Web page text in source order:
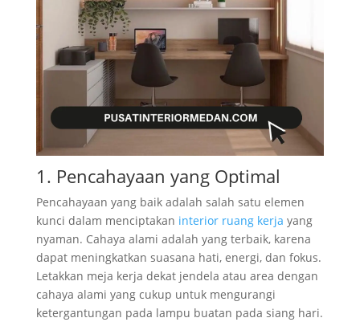
1. Pencahayaan yang Optimal
Pencahayaan yang baik adalah salah satu elemen
kunci dalam menciptakan interior ruang kerja yang
nyaman. Cahaya alami adalah yang terbaik, karena
dapat meningkatkan suasana hati, energi, dan fokus.
Letakkan meja kerja dekat jendela atau area dengan
cahaya alami yang cukup untuk mengurangi
ketergantungan pada lampu buatan pada siang hari.